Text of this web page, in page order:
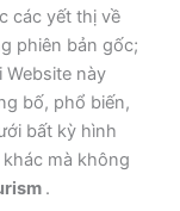
các yết thị về
phiên bản gốc;
Website này
bố, phổ biến,
bất kỳ hình
mà không
.